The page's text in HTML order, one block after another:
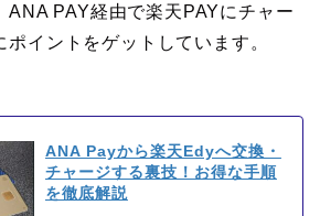
ANA PAY経由で楽天PAYにチャー
ポイントをゲットしています。
ANA Payから楽天Edyへ交換・
チャージする裏技！お得な手順
を徹底解説